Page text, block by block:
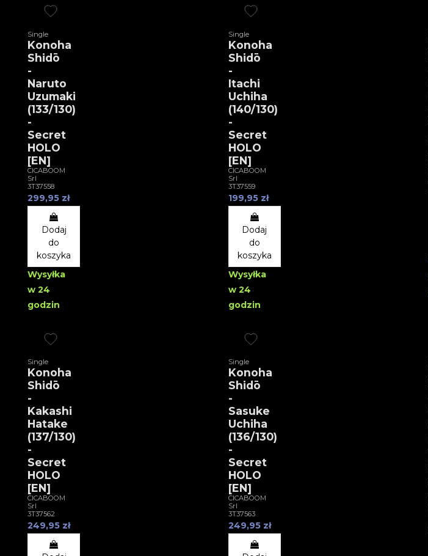
Single
Konoha
Shidō
-
Naruto
Uzumaki
(133/130)
-
Secret
HOLO
[EN]
CICABOOM
Srl
3T37558
299,95 zł
Dodaj
do
koszyka
Wysyłka
w 24
godzin
Single
Konoha
Shidō
-
Itachi
Uchiha
(140/130)
-
Secret
HOLO
[EN]
CICABOOM
Srl
3T37559
199,95 zł
Dodaj
do
koszyka
Wysyłka
w 24
godzin
Single
Konoha
Shidō
-
Kakashi
Hatake
(137/130)
-
Secret
HOLO
[EN]
CICABOOM
Srl
3T37562
249,95 zł
Single
Konoha
Shidō
-
Sasuke
Uchiha
(136/130)
-
Secret
HOLO
[EN]
CICABOOM
Srl
3T37563
249,95 zł